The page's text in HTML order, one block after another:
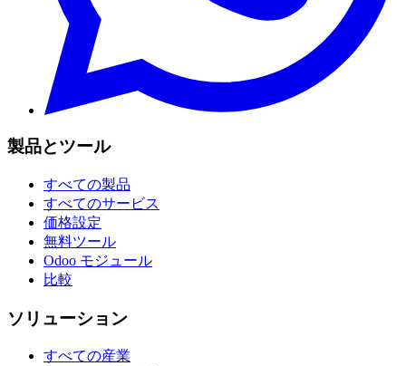
製品とツール
すべての製品
すべてのサービス
価格設定
無料ツール
Odoo モジュール
比較
ソリューション
すべての産業